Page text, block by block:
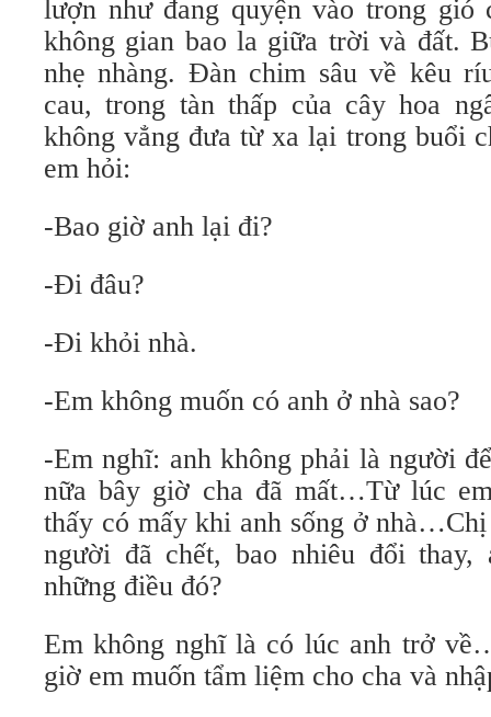
lượn như đang quyện vào trong gió
không gian bao la giữa trời và đất.
nhẹ nhàng. Đàn chim sâu về kêu
cau, trong tàn thấp của cây hoa
không vẳng đưa từ xa lại trong buổi
em hỏi:
-Bao giờ anh lại đi?
-Đi đâu?
-Đi khỏi nhà.
-Em không muốn có anh ở nhà sao?
-Em nghĩ: anh không phải là người
nữa bây giờ cha đã mất…Từ lúc
thấy có mấy khi anh sống ở nhà…Chị
người đã chết, bao nhiêu đổi thay,
những điều đó?
Em không nghĩ là có lúc anh trở
giờ em muốn tẩm liệm cho cha và